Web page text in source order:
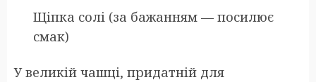
Щіпка солі (за бажанням — посилює
смак)
У великій чашці, придатній для